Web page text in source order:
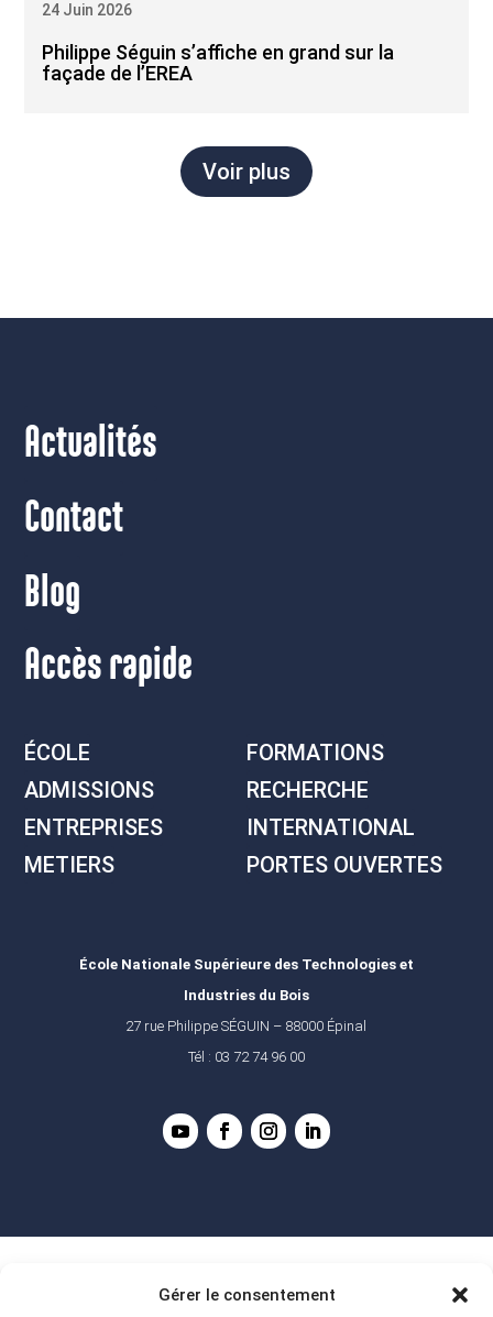
Gérer le consentement
Philippe Séguin s’affiche en grand sur la
façade de l’EREA
24 Juin 2026
Voir plus
Actualités
Contact
Blog
Accès rapide
ÉCOLE
FORMATIONS
ADMISSIONS
RECHERCHE
ENTREPRISES
INTERNATIONAL
METIERS
PORTES OUVERTES
École Nationale Supérieure des Technologies et
Industries du Bois
27 rue Philippe SÉGUIN – 88000 Épinal
Tél : 03 72 74 96 00